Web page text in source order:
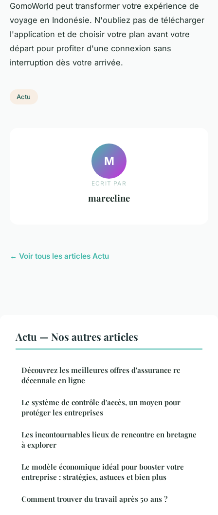
GomoWorld peut transformer votre expérience de
voyage en Indonésie. N'oubliez pas de télécharger
l'application et de choisir votre plan avant votre
départ pour profiter d'une connexion sans
interruption dès votre arrivée.
Actu
M
ECRIT PAR
marceline
← Voir tous les articles Actu
Actu — Nos autres articles
Découvrez les meilleures offres d'assurance rc
décennale en ligne
Le système de contrôle d'accès, un moyen pour
protéger les entreprises
Les incontournables lieux de rencontre en bretagne
à explorer
Le modèle économique idéal pour booster votre
entreprise : stratégies, astuces et bien plus
Comment trouver du travail après 50 ans ?